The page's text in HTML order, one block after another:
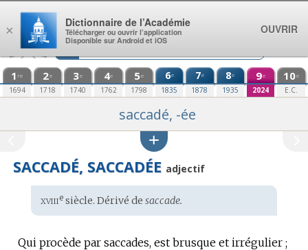
Aller au contenu
1 re
1694
2e
1718
3e
1740
4e
1762
5e
1798
6e
1835
7e
1878
8e
1935
9e
2024
10e
E.C.
saccadé, -ée
SACCADÉ, SACCADÉE adjectif
Étymologie
:
xviiiesiècle. Dérivé de saccade.
Qui procède par saccades, est brusque et irrégulier ;
×
Dictionnaire de l’Académie
Télécharger ou ouvrir l’application
Disponible sur Android et iOS
OUVRIR